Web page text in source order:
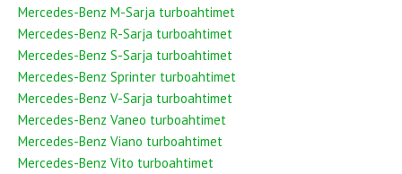
Mercedes-Benz M-Sarja turboahtimet
Mercedes-Benz R-Sarja turboahtimet
Mercedes-Benz S-Sarja turboahtimet
Mercedes-Benz Sprinter turboahtimet
Mercedes-Benz V-Sarja turboahtimet
Mercedes-Benz Vaneo turboahtimet
Mercedes-Benz Viano turboahtimet
Mercedes-Benz Vito turboahtimet